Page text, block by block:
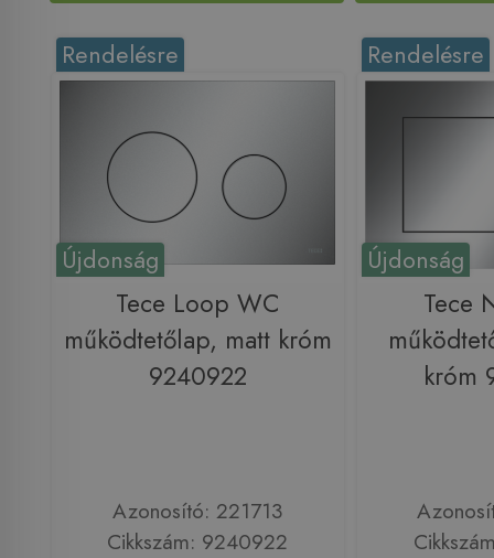
Újdonság
Rendelésre
Tece Loop WC
működtetőlap, matt króm
9240922
Azonosító: 221713
Cikkszám: 9240922
Újdonság
Rendelésre
Tece
króm